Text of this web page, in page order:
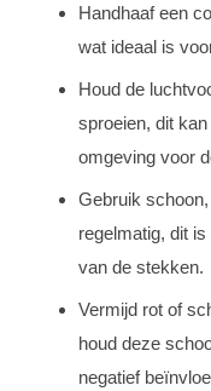
Handhaaf een
wat ideaal is
Houd de
sproeien, dit
omgeving voor
Gebruik
regelmatig, dit
van de stekken.
Vermijd rot of
houd deze
negatief